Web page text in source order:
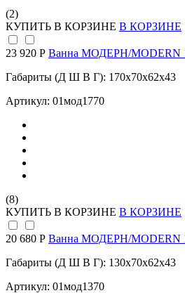
(2)
КУПИТЬ В КОРЗИНЕ В КОРЗИНЕ
23 920 Р Ванна МОДЕРН/MODERN
Габариты (Д Ш В Г): 170x70x62x43
Артикул: 01мод1770
(8)
КУПИТЬ В КОРЗИНЕ В КОРЗИНЕ
20 680 Р Ванна МОДЕРН/MODERN
Габариты (Д Ш В Г): 130x70x62x43
Артикул: 01мод1370